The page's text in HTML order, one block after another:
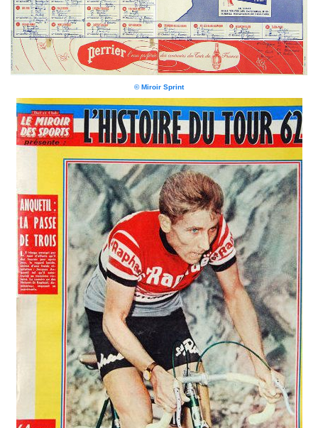
© Miroir Sprint